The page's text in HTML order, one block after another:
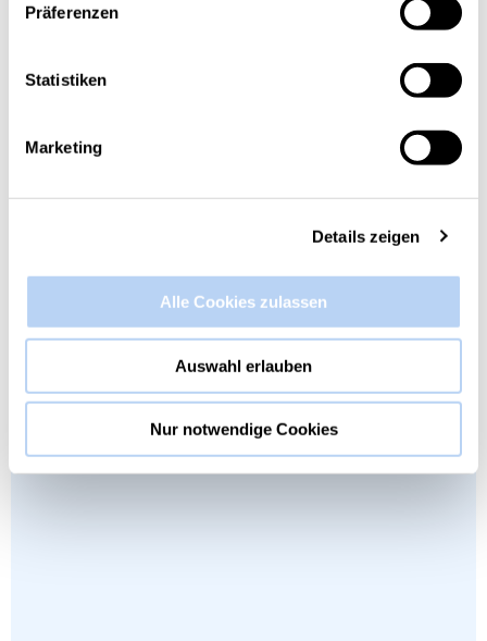
Präferenzen
Statistiken
Marketing
Details zeigen
Alle Cookies zulassen
Auswahl erlauben
Nur notwendige Cookies